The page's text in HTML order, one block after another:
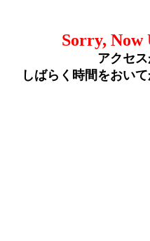
Sorry, Now
アクセ
しばらく時間をおい